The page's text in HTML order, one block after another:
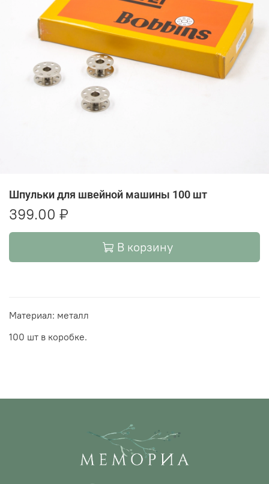
Шпульки для швейной машины 100 шт
399.00 ₽
В корзину
Материал: металл
100 шт в коробке.